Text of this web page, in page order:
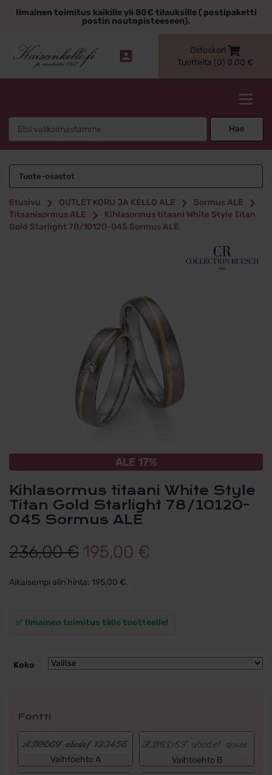
sisältöönIlmainen toimitus kaikille yli 80€ tilauksille ( postipaketti
postin noutopisteeseen).
Ostoskori
Tuotteita (0) 0,00 €
Hae
Tuote-osastot
Etusivu OUTLET KORU JA KELLO ALE
Sormus ALE
Titaanisormus ALE
Kihlasormus titaani White Style Titan
Gold Starlight 78/10120-045 Sormus ALE
ALE 17%
Kihlasormus titaani White Style
Titan Gold Starlight 78/10120-
045 Sormus ALE
236,00€ Alkuperäinen
hinta
236,00 €.
195,00 €
195,00 €.
Aikaisempi alin hinta: 195,00 €.
✅ Ilmainen toimitus tälle tuotteelle!
Koko
Fontti
Vaihtoehto A Vaihtoehto B